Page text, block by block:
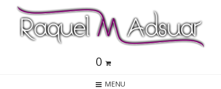
0
MENU